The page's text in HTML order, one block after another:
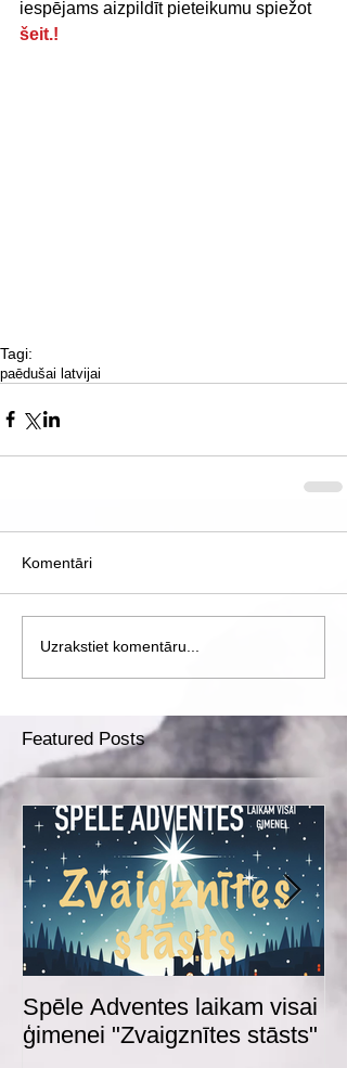
iespējams aizpildīt pieteikumu spiežot
šeit.!
Tagi:
paēdušai latvijai
Komentāri
Uzrakstiet komentāru...
Featured Posts
Spēle Adventes laikam visai
ģimenei "Zvaigznītes stāsts"